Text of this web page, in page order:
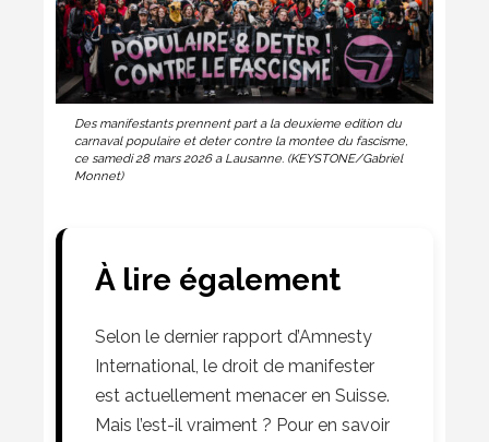
Des manifestants prennent part a la deuxieme edition du
carnaval populaire et deter contre la montee du fascisme,
ce samedi 28 mars 2026 a Lausanne. (KEYSTONE/Gabriel
Monnet)
À lire également
Selon le dernier rapport d’Amnesty
International, le droit de manifester
est actuellement menacer en Suisse.
Mais l’est-il vraiment ? Pour en savoir